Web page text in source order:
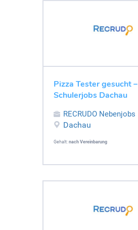
Pizza Tester gesucht –
Schulerjobs Dachau
RECRUDO Nebenjobs
Dachau
Gehalt: nach Vereinbarung